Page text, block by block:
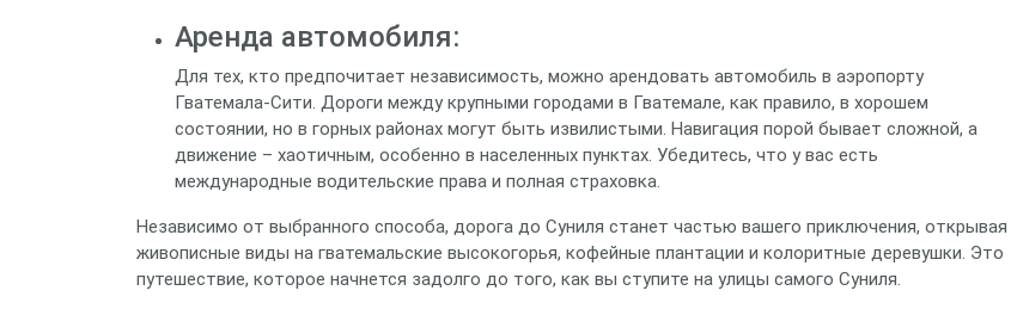
Аренда автомобиля:
Для тех, кто предпочитает независимость, можно арендовать автомобиль в аэропорту
Гватемала-Сити. Дороги между крупными городами в Гватемале, как правило, в хорошем
состоянии, но в горных районах могут быть извилистыми. Навигация порой бывает сложной, а
движение – хаотичным, особенно в населенных пунктах. Убедитесь, что у вас есть
международные водительские права и полная страховка.
Независимо от выбранного способа, дорога до Суниля станет частью вашего приключения, открывая
живописные виды на гватемальские высокогорья, кофейные плантации и колоритные деревушки. Это
путешествие, которое начнется задолго до того, как вы ступите на улицы самого Суниля.